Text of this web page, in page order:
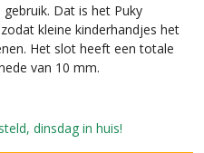
Dat is het Puky
kleine kinderhandjes het
Het slot heeft een totale
van 10 mm.
dinsdag in huis!